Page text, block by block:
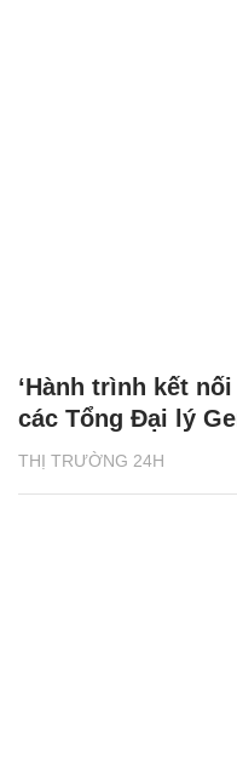
THỊ TRƯỜNG 24H
‘Hành trình kết
các Tổng Đại lý